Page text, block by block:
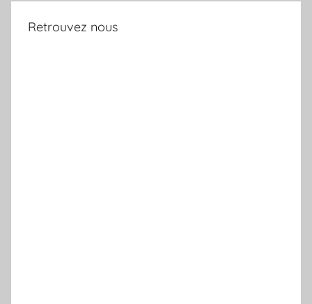
Retrouvez nous